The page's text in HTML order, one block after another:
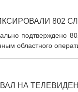
802
подтверждено
областного
НА